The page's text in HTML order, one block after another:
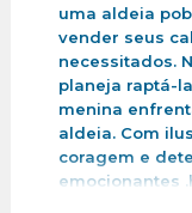
uma aldeia
vender seus
necessitados.
planeja raptá-
menina
aldeia. Com
coragem e
emocionantes